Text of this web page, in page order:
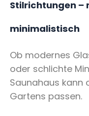
Stilrichtungen –
minimalistisch
Ob modernes
oder schlichte
Saunahaus kann
Gartens passen.